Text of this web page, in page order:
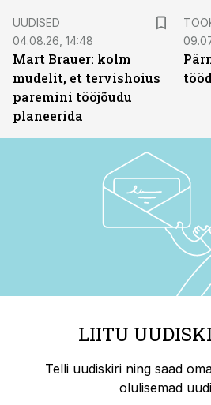
UUDISED
04.08.26, 14:48
Mart Brauer: kolm
mudelit, et tervishoius
paremini tööjõudu
planeerida
LIITU
Telli uudiskiri ning saad
olulisemad